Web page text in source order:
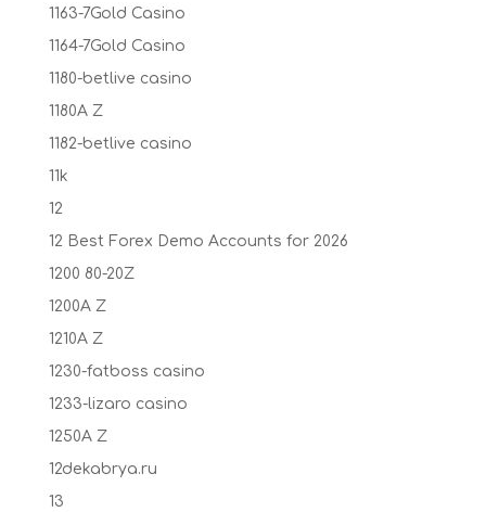
1163-7Gold Casino
1164-7Gold Casino
1180-betlive casino
1180A Z
1182-betlive casino
11k
12
12 Best Forex Demo Accounts for 2026
1200 80-20Z
1200A Z
1210A Z
1230-fatboss casino
1233-lizaro casino
1250A Z
12dekabrya.ru
13